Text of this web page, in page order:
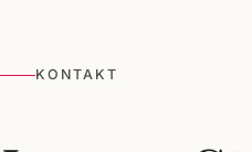
KONTAKT